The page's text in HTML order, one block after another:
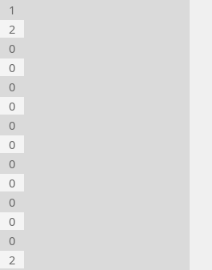
1
2
0
0
0
0
0
0
0
0
0
0
0
2